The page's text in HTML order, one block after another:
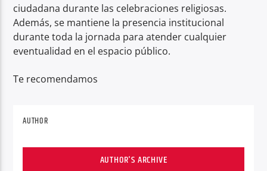
ciudadana durante las celebraciones religiosas.
Además, se mantiene la presencia institucional
durante toda la jornada para atender cualquier
eventualidad en el espacio público.
Te recomendamos
AUTHOR
AUTHOR'S ARCHIVE